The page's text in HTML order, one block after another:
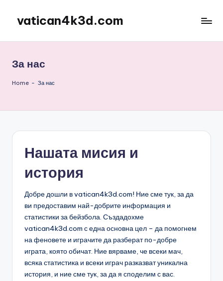
content
vatican4k3d.com
За нас
Home - За нас
Нашата мисия и
история
Добре дошли в vatican4k3d.com! Ние сме тук, за да
ви предоставим най-добрите информация и
статистики за бейзбола. Създадохме
vatican4k3d.com с една основна цел – да помогнем
на феновете и играчите да разберат по-добре
играта, която обичат. Ние вярваме, че всеки мач,
всяка статистика и всеки играч разказват уникална
история, и ние сме тук, за да я споделим с вас.